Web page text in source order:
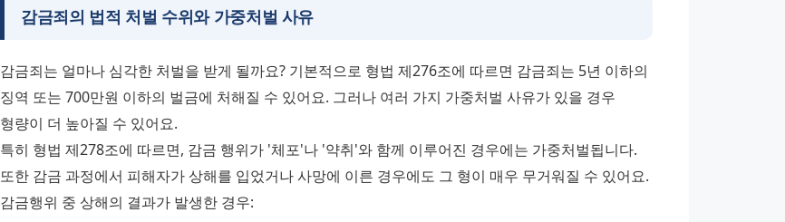
감금죄의 법적 처벌 수위와 가중처벌 사유
감금죄는 얼마나 심각한 처벌을 받게 될까요? 기본적으로 형법 제276조에 따르면 감금죄는 5년 이하의
징역 또는 700만원 이하의 벌금에 처해질 수 있어요. 그러나 여러 가지 가중처벌 사유가 있을 경우
형량이 더 높아질 수 있어요.
특히 형법 제278조에 따르면, 감금 행위가 '체포'나 '약취'와 함께 이루어진 경우에는 가중처벌됩니다.
또한 감금 과정에서 피해자가 상해를 입었거나 사망에 이른 경우에도 그 형이 매우 무거워질 수 있어요.
감금행위 중 상해의 결과가 발생한 경우: